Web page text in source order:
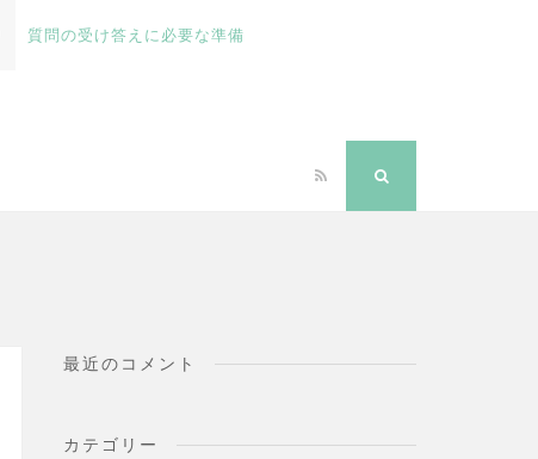
質問の受け答えに必要な準備
RSS
最近のコメント
カテゴリー